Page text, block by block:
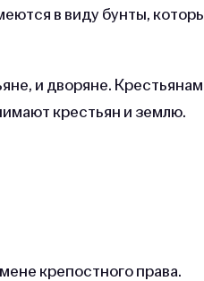
в виду бунты,
и дворяне. Крестьянам
крестьян и землю.
крепостного права.